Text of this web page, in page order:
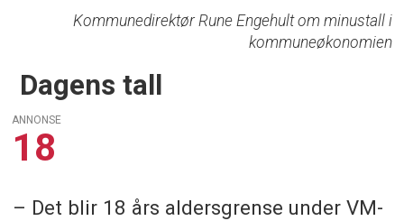
Kommunedirektør Rune Engehult om minustall i
kommuneøkonomien
Dagens tall
ANNONSE
18
– Det blir 18 års aldersgrense under VM-